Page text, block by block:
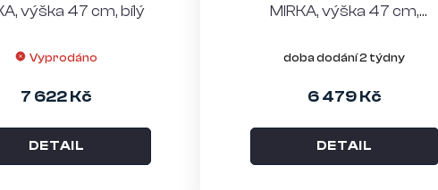
výška 47 cm, bílý
Vyprodáno
7 622 Kč
DETAIL
MIRKA, výška 47 cm,
doba dodání 2 týdny
6 479 Kč
DETAIL